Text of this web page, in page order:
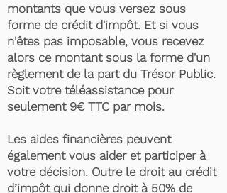
montants que vous versez sous
forme de crédit d'impôt. Et si vous
n'êtes pas imposable, vous recevez
alors ce montant sous la forme d'un
règlement de la part du Trésor Public.
Soit votre téléassistance pour
seulement 9€ TTC par mois.
Les aides financières peuvent
également vous aider et participer à
votre décision. Outre le droit au crédit
d’impôt qui donne droit à 50% de